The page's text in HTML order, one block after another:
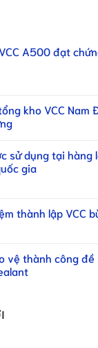
A500 đạt
kho VCC Nam
sử dụng tại hàng
gia
thành lập VCC
vệ thành công đề